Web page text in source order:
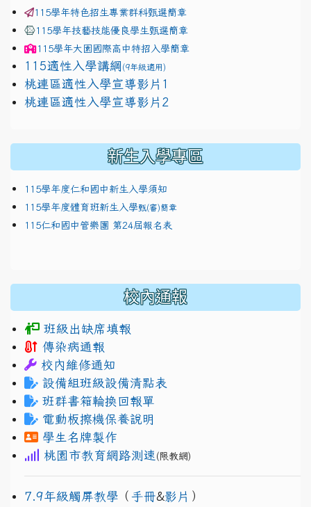
115學年特色招生專業群科甄選簡章
115學年技藝技能優良學生甄選簡章
115學年大園國際高中特招入學簡章
115適性入學講綱 (9年級適用)
link to https://docs.google.com/presentation/d/
桃連區適性入學宣導影片1
link to https://docs.google.com/presentation/d/
桃連區適性入學宣導影片2
新生入學專區
115學年度仁和國中新生入學須知
115學年度體育班新生入學甄(審)簡章
115仁和國中管樂團 第24屆報名表
校內通報
班級出缺席填報
傳染病通報
校內維修通知
設備組班級設備清點表
班群書箱輪換回報單
電動板擦機保養說明
學生名牌製作
桃園市教育網路測速 (限教網)
7.9年級觸屏教學 （ 手冊&影片 ）